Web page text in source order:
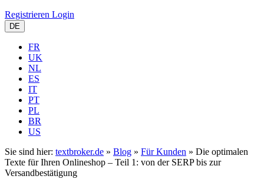
Registrieren Login
DE
FR
UK
NL
ES
IT
PT
PL
BR
US
Sie sind hier: textbroker.de » Blog » Für Kunden » Die optimalen
Texte für Ihren Onlineshop – Teil 1: von der SERP bis zur
Versandbestätigung